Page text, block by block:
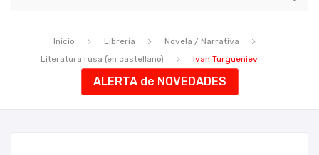
Inicio Librería
Novela / Narrativa
Literatura rusa (en castellano)
Ivan Turgueniev
ALERTA de NOVEDADES